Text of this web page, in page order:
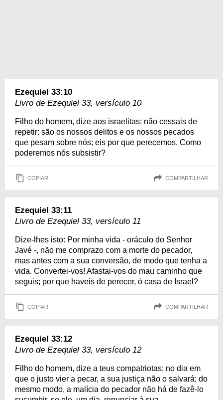
Ezequiel 33:10
Livro de Ezequiel 33, versículo 10
Filho do homem, dize aos israelitas: não cessais de
repetir: são os nossos delitos e os nossos pecados
que pesam sobre nós; eis por que perecemos. Como
poderemos nós subsistir?
COPIAR COMPARTILHAR
Ezequiel 33:11
Livro de Ezequiel 33, versículo 11
Dize-lhes isto: Por minha vida - oráculo do Senhor
Javé -, não me comprazo com a morte do pecador,
mas antes com a sua conversão, de modo que tenha a
vida. Convertei-vos! Afastai-vos do mau caminho que
seguis; por que haveis de perecer, ó casa de Israel?
COPIAR COMPARTILHAR
Ezequiel 33:12
Livro de Ezequiel 33, versículo 12
Filho do homem, dize a teus compatriotas: no dia em
que o justo vier a pecar, a sua justiça não o salvará; do
mesmo modo, a malícia do pecador não há de fazê-lo